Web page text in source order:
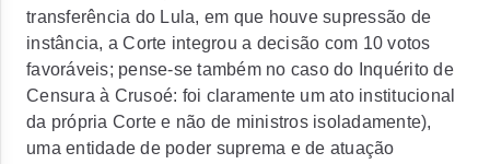
transferência do Lula, em que houve supressão de
instância, a Corte integrou a decisão com 10 votos
favoráveis; pense-se também no caso do Inquérito de
Censura à Crusoé: foi claramente um ato institucional
da própria Corte e não de ministros isoladamente),
uma entidade de poder suprema e de atuação